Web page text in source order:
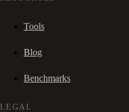
Tools
Blog
Benchmarks
LEGAL